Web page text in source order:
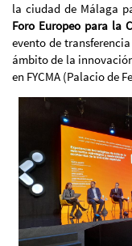
la ciudad de Málaga
Foro Europeo para la
evento de
ámbito de la
en FYCMA (Palacio de